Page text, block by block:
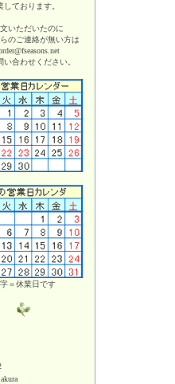
しております。
いただいたのに
のご連絡が無い方は
い合わせください。
＝休業日です